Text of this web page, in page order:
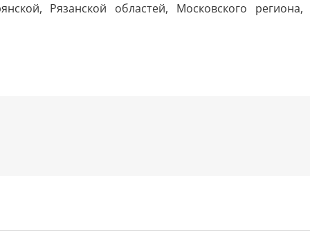
Рязанской областей, Московского региона,